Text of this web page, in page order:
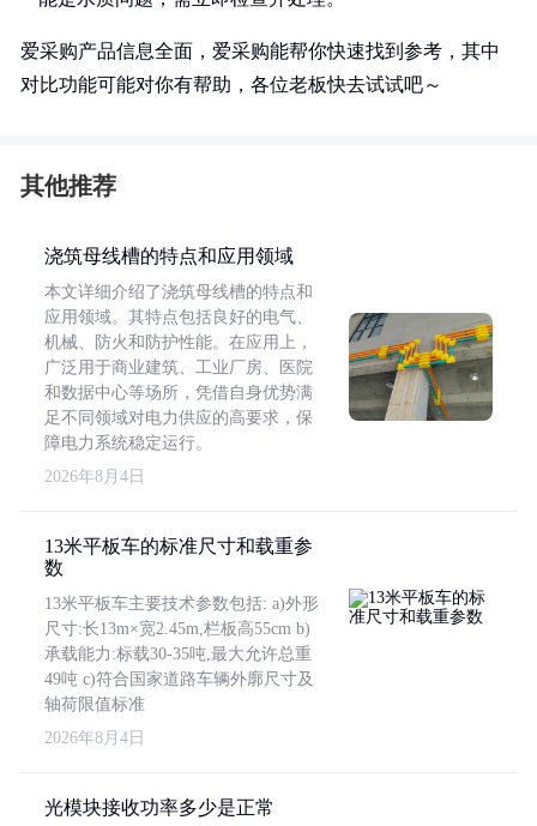
爱采购产品信息全面，爱采购能帮你快速找到参考，其中
对比功能可能对你有帮助，各位老板快去试试吧～
其他推荐
浇筑母线槽的特点和应用领域
本文详细介绍了浇筑母线槽的特点和
应用领域。其特点包括良好的电气、
机械、防火和防护性能。在应用上，
广泛用于商业建筑、工业厂房、医院
和数据中心等场所，凭借自身优势满
足不同领域对电力供应的高要求，保
障电力系统稳定运行。
2026年8月4日
13米平板车的标准尺寸和载重参
数
13米平板车主要技术参数包括: a)外形
尺寸:长13m×宽2.45m,栏板高55cm b)
承载能力:标载30-35吨,最大允许总重
49吨 c)符合国家道路车辆外廓尺寸及
轴荷限值标准
2026年8月4日
光模块接收功率多少是正常